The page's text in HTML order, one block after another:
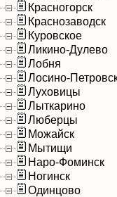
Красногорск
Краснозаводск
Куровское
Ликино-Дулево
Лобня
Лосино-
Луховицы
Лыткарино
Люберцы
Можайск
Мытищи
Наро-Фоминск
Ногинск
Одинцово